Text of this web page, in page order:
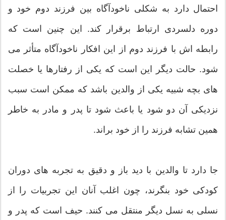
احتمال دارد به شکلی ناخودآگاه بین فرزند دوم خود و
دوره دلسردی ارتباط برقرار کند. این چنین است که
رابطه اش با فرزند دوم از این افکار ناخودآگاه متأثر می
شود. حالت دیگر این است که یکی از رفتارها یا خصلت
های بچه شبیه یکی از والدین باشد که ممکن است سبب
نزدیکی آن دو شود یا باعث شود تا پدر و مادر به خاطر
همین تشابه فرزند را از خود براند.
جا دارد تا والدین با دید باز و دقیق به تجربه های دوران
کودکی خود بنگرند، چون اغلب آنان این تجربیات را از
نسلی به نسل دیگر منتقل می کنند. حیف است که پدر و